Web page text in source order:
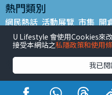
熱門類別
網民熱話 活動展覽 市集 開
銅鑼灣好去處 元朗好去處
餐廳情報 戶外郊遊
熱門標籤
#UGO搵好去處 #人氣活動
#親子玩樂好去處
U Lifestyle 會使用Cookies來
接受本網站之私隱政策和使用
我已